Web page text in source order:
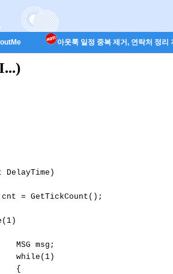
아웃룩 일정 중복 제거, 연락처 정리
= GetTickCount();
MSG msg;
while(1)
{